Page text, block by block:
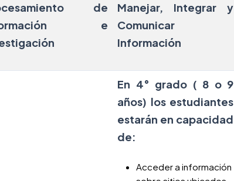
de
e
Manejar, Integrar y
Comunicar
Información
En 4° grado ( 8 o 9
años) los estudiantes
estarán en capacidad
de:
Acceder a información